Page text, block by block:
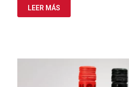
LEER MÁS